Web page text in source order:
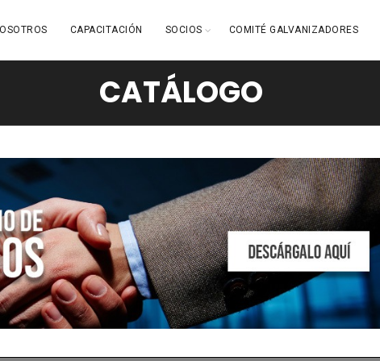
CAPACITACIÓN SOCIOS COMITÉ GALVANIZADORES
CATÁLOGO